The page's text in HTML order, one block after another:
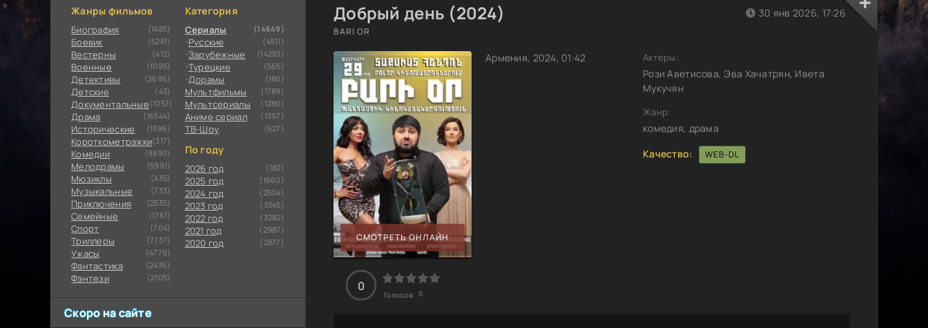
Жанры фильмов
Биография (1485)
Боевик (5281)
Вестерны (412)
Военные (1095)
Детективы (2696)
Детские (43)
Документальные(1057)
Драма (16544)
Исторические (1396)
Короткометражки(317)
Комедии (9890)
Мелодрамы (5991)
Мюзиклы (435)
Музыкальные (733)
Приключения (2535)
Семейные (1761)
Cпорт (704)
Триллеры (7737)
Ужасы (4779)
Фантастика (2436)
Фэнтези (2105)
Категория
Сериалы (14649)
Русские (4511)
Зарубежные (14283)
Турецкие (565)
Дорамы (180)
Мультфильмы (1789)
Мультсериалы (1280)
Аниме сериал (1397)
ТВ-Шоу (627)
По году
2026 год (182)
2025 год (1660)
2024 год (2504)
2023 год (3345)
2022 год (3282)
2021 год (2987)
2020 год (2877)
Скоро на сайте
Добрый день (2024)
BARI OR
СМОТРЕТЬ ОНЛАЙН
Армения, 2024, 01:42
30 янв 2026, 17:26
Актеры:
Рози Аветисова, Эва Хачатрян, Ивета
Мукучян
Жанр:
комедия, драма
Качество:
WEB-DL
0
Голосов: 0